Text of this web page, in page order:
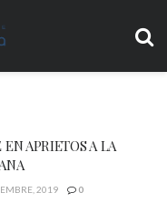
APRIETOS A LA
2019 0